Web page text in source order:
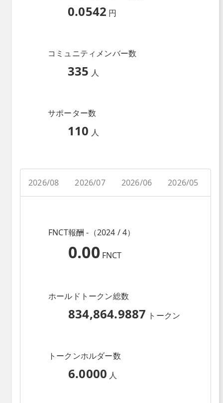
0.0542 円
コミュニティメンバー数
335 人
サポーター数
110 人
2026/08 2026/07 2026/06 2026/05
FNCT報酬 -（2024 / 4）
0.00 FNCT
ホールドトークン総数
834,864.9887 トークン
トークンホルダー数
6.0000 人